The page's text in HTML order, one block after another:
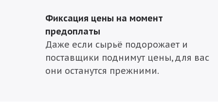
Фиксация цены на момент
предоплаты
Даже если сырьё подорожает и
поставщики поднимут цены, для вас
они останутся прежними.